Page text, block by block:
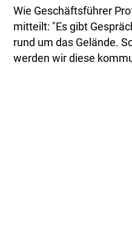
Wie Geschäftsführer
mitteilt: "Es gibt
rund um das Gelände.
werden wir diese